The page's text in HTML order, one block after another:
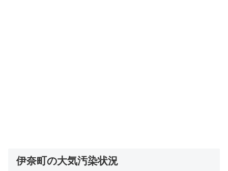
伊奈町の大気汚染状況